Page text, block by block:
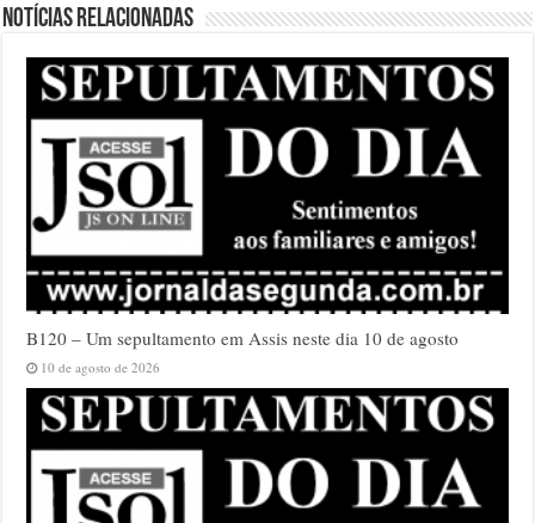
Notícias relacionadas
B120 – Um sepultamento em Assis neste dia 10 de agosto
10 de agosto de 2026